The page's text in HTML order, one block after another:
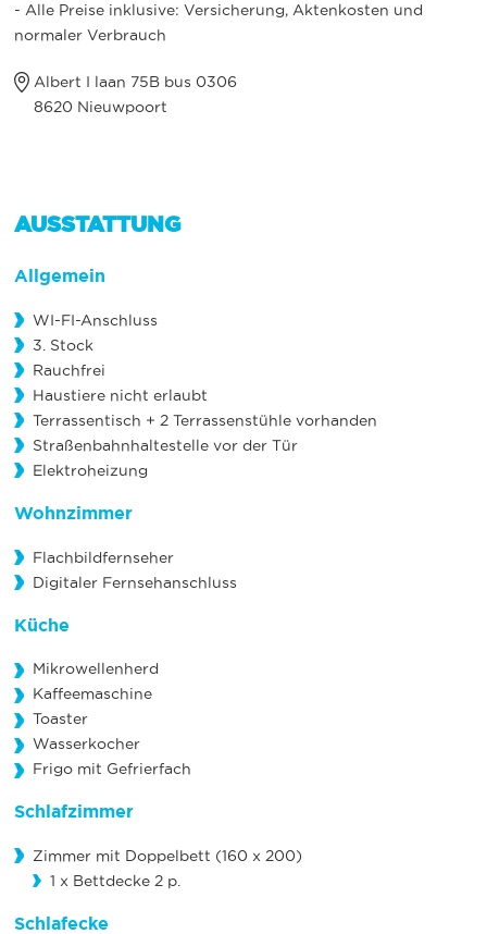
- Alle Preise inklusive: Versicherung, Aktenkosten und
normaler Verbrauch
Albert I laan 75B bus 0306
8620 Nieuwpoort
AUSSTATTUNG
Allgemein
WI-FI-Anschluss
3. Stock
Rauchfrei
Haustiere nicht erlaubt
Terrassentisch + 2 Terrassenstühle vorhanden
Straßenbahnhaltestelle vor der Tür
Elektroheizung
Wohnzimmer
Flachbildfernseher
Digitaler Fernsehanschluss
Küche
Mikrowellenherd
Kaffeemaschine
Toaster
Wasserkocher
Frigo mit Gefrierfach
Schlafzimmer
Zimmer mit Doppelbett (160 x 200)
1 x Bettdecke 2 p.
Schlafecke